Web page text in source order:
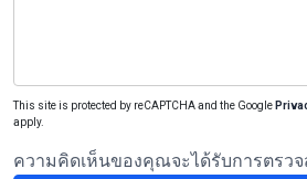
This site is protected by reCAPTCHA and the Google
apply.
ความคิดเห็นของคุณจะได้รับการตรว